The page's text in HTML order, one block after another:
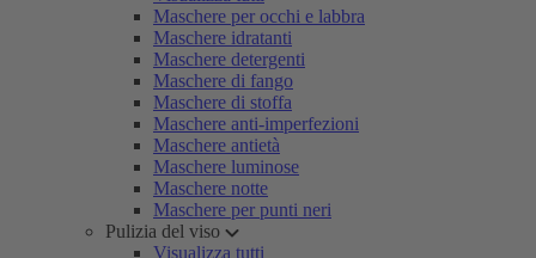
Maschere per occhi e labbra
Maschere idratanti
Maschere detergenti
Maschere di fango
Maschere di stoffa
Maschere anti-imperfezioni
Maschere antietà
Maschere luminose
Maschere notte
Maschere per punti neri
Pulizia del viso
Visualizza tutti